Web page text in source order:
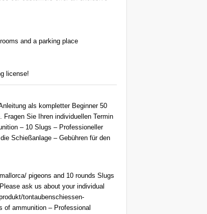
and a parking place
license!
als kompletter Beginner 50
Sie Ihren individuellen Termin
– 10 Slugs – Professioneller
Schießanlage – Gebühren für den
pigeons and 10 rounds Slugs
ask us about your individual
tontaubenschiessen-
of ammunition – Professional